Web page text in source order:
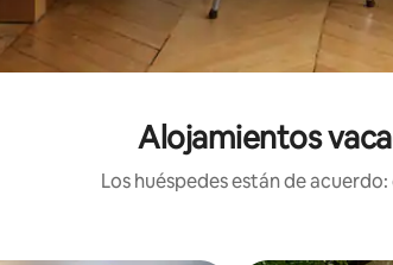
Alojamientos
Los huéspedes están de